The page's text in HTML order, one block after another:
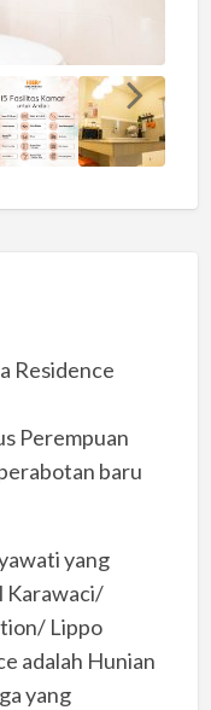
Residence
Perempuan
baru
yang
Karawaci/
Lippo
adalah Hunian
yang